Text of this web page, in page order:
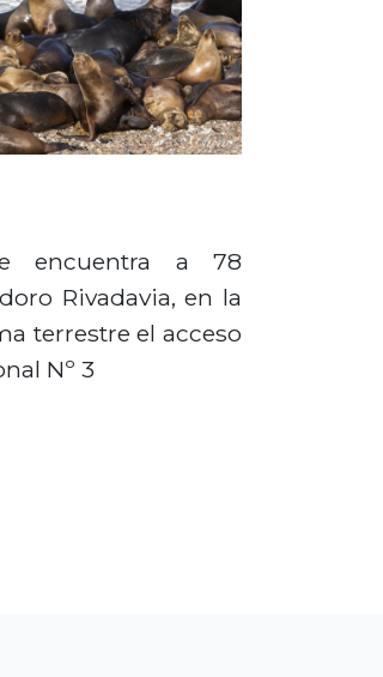
encuentra a 78
Rivadavia, en la
terrestre el acceso
Nº 3